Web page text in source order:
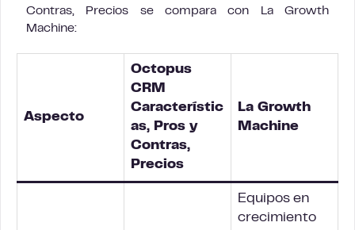
Contras, Precios se compara con La Growth
Machine:
Aspecto
Octopus
CRM
Característic
as, Pros y
Contras,
Precios
La Growth
Machine
Equipos en
crecimiento